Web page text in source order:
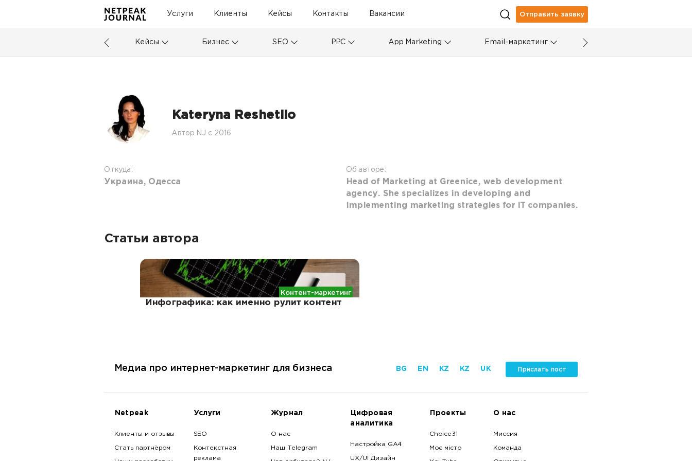
Услуги Клиенты Кейсы Контакты Вакансии Отправить заявку
Кейсы Бизнес SEO PPC App Marketing Email-маркетинг
Kateryna Reshetilo
Автор NJ c 2016
Откуда:
Украина, Одесса
Об авторе:
Head of Marketing at Greenice, web development
agency. She specializes in developing and
implementing marketing strategies for IT companies.
Статьи автора
Контент-маркетинг
Инфографика: как именно рулит контент
Медиа про интернет-маркетинг для бизнеса BG EN KZ KZ UK Прислать пост
Netpeak
Клиенты и отзывы
Стать партнёром
Услуги
SEO
Контекстная
реклама
Журнал
О нас
Наш Telegram
Цифровая
аналитика
Настройка GA4
UX/UI Дизайн
Проекты
Choice31
Моє місто
О нас
Миссия
Команда